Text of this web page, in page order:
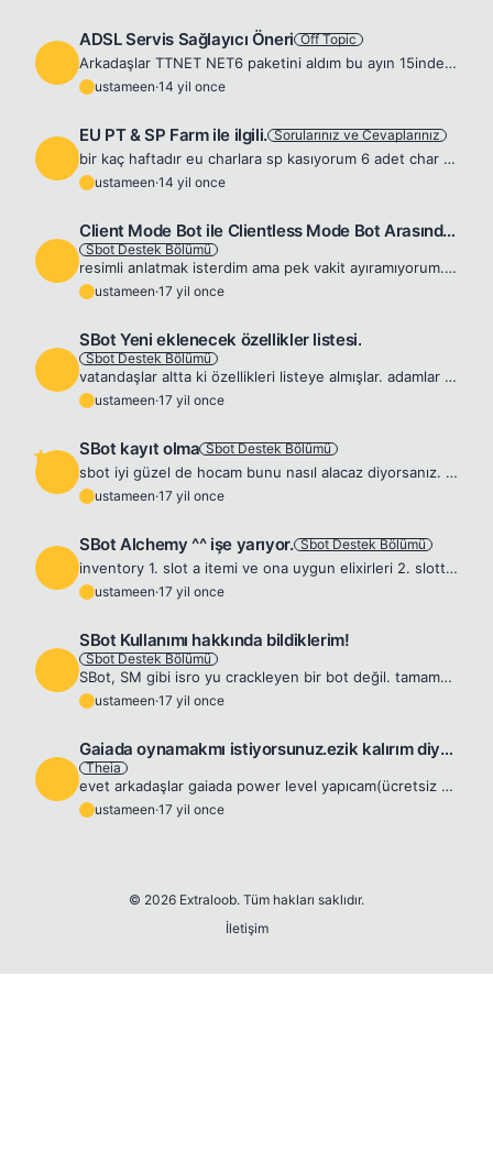
ADSL Servis Sağlayıcı Öneri Off Topic
Arkadaşlar TTNET NET6 paketini aldım bu ayın 15inde 2 ay denemeli. daha öncesinde 3G kullanıyordum kotadan sebep adsl ye geçeyim dedim(malum upload da kotadan yiyor 3G de). sorunum şu 8192/799 kbps hı...
ustameen·14 yil once
EU PT & SP Farm ile ilgili. Sorularınız ve Cevaplarınız
bir kaç haftadır eu charlara sp kasıyorum 6 adet char var. 8li pt kurmaya daha sonradan karar verdiğim için 3 charın sp leri biraz düşük. 3 charın 600k sp si var. 3 charın 240k. warriorum 94lv ve 300k...
ustameen·14 yil once
Client Mode Bot ile Clientless Mode Bot Arasında ne Fark var
Sbot Destek Bölümü
resimli anlatmak isterdim ama pek vakit ayıramıyorum. kusuruma bakmayın. normal veri iletişimi şu şekilde oluyor. (sro_client.exe)&lt;---&gt;(INTERNET)&lt;---&gt;(SILKROAD OYUN SUNUCUSU) bu sizin oyun...
ustameen·17 yil once
SBot Yeni eklenecek özellikler listesi.
Sbot Destek Bölümü
vatandaşlar altta ki özellikleri listeye almışlar. adamlar kullanıcıları dinliyorlar ama işleri çok zor. isteklerin yapıldığını gören kullanıcı daha çok şey isteyecektir 😄 ne zaman eklenecekleri bili...
ustameen·17 yil once
SBot kayıt olma Sbot Destek Bölümü
sbot iyi güzel de hocam bunu nasıl alacaz diyorsanız. yazdıklarımı takip edin. http://bot-cave.net/ adresine girin. resimde kırmızı okla gösterilen register linkine tıklayın. - Resim Silinmiş. resimde...
ustameen·17 yil once
SBot Alchemy ^^ işe yarıyor. Sbot Destek Bölümü
inventory 1. slot a itemi ve ona uygun elixirleri 2. slottan itibaren koyuyorsunuz. powderıda koyuyorsunuz ve fusion başlıyor :=) - Resim Silinmiş. - Resim Silinmiş. az önce denedim çok da güzel çalış...
ustameen·17 yil once
SBot Kullanımı hakkında bildiklerim!
Sbot Destek Bölümü
SBot, SM gibi isro yu crackleyen bir bot değil. tamamen kendi alt yapısını oluşturmuş. siteye üye olduktan sonra ödeme yaptığınız gibi hesabınız aktifleşiyor.(en azından bende sorun çıkmadı.) siz prob...
ustameen·17 yil once
Gaiada oynamakmı istiyorsunuz.ezik kalırım diye kormayın. iç
Theia
evet arkadaşlar gaiada power level yapıcam(ücretsiz 😊 ) Power level şartları; 1. Lost_Colony guildine gireceksiniz ve de benim akademimde olacaksınız PLv süresince. 2. 15-25Lv arası olmanız lazım(40l...
ustameen·17 yil once
© 2026 Extraloob. Tüm hakları saklıdır.
İletişim